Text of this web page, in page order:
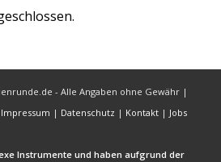
- Alle Angaben ohne Gewähr |
Impressum | Datenschutz | Kontakt| Jobs
Instrumente und haben aufgrund der